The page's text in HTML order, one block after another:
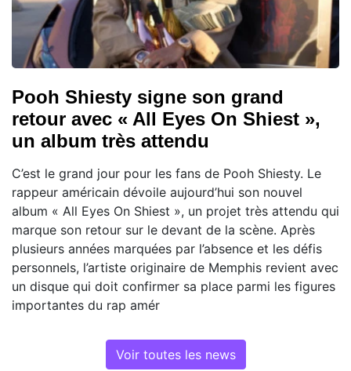
Pooh Shiesty signe son grand
retour avec « All Eyes On Shiest »,
un album très attendu
C’est le grand jour pour les fans de Pooh Shiesty. Le
rappeur américain dévoile aujourd’hui son nouvel
album « All Eyes On Shiest », un projet très attendu qui
marque son retour sur le devant de la scène. Après
plusieurs années marquées par l’absence et les défis
personnels, l’artiste originaire de Memphis revient avec
un disque qui doit confirmer sa place parmi les figures
importantes du rap amér
Voir toutes les news